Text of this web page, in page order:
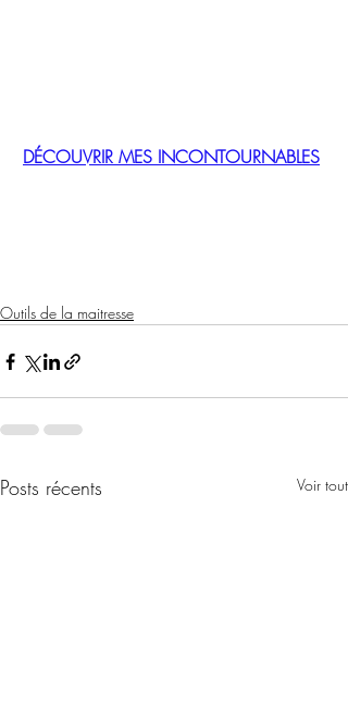
DÉCOUVRIR MES INCONTOURNABLES
Outils de la maitresse
Posts récents Voir tout